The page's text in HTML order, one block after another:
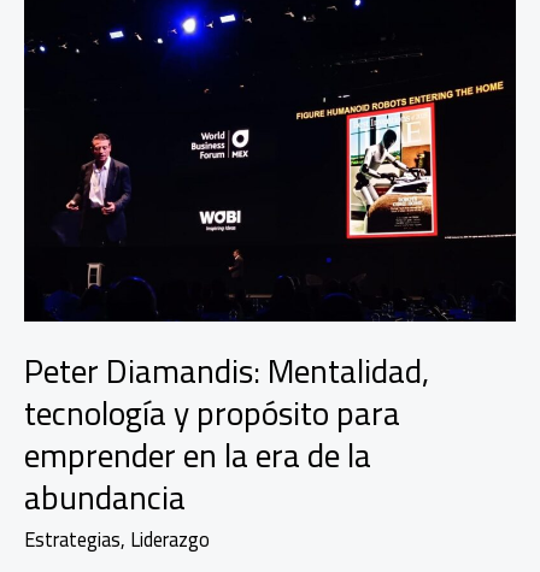
Peter Diamandis: Mentalidad,
tecnología y propósito para
emprender en la era de la
abundancia
Estrategias, Liderazgo